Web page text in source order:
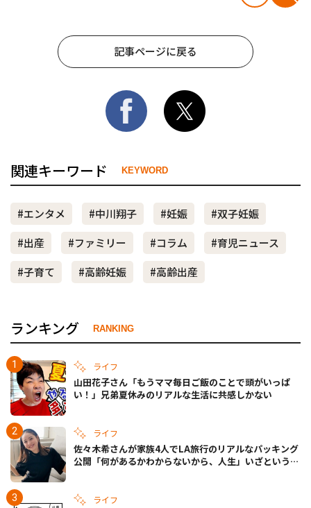
記事ページに戻る
関連キーワード KEYWORD
#エンタメ #中川翔子 #妊娠
#双子妊娠
#出産
#ファミリー #コラム
#育児ニュース
#子育て
#高齢妊娠 #高齢出産
ランキング RANKING
ライフ
山田花子さん「もうママ毎日ご飯のことで頭がいっぱ
い！」兄弟夏休みのリアルな生活に共感しかない
ライフ
佐々木希さんが家族4人でLA旅行のリアルなパッキング
公開「何があるかわからないから、人生」いざというと
ライフ